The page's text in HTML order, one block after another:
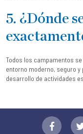
5. ¿Dónde
Todos los campamentos
entorno moderno, seguro
desarrollo de actividades